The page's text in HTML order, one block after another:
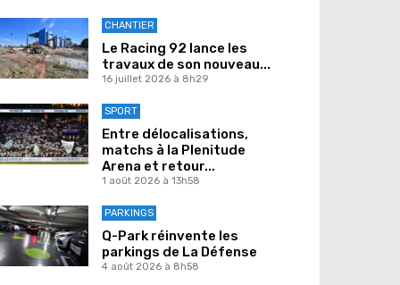
CHANTIER
Le Racing 92 lance les
travaux de son nouveau...
16 juillet 2026 à 8h29
SPORT
Entre délocalisations,
matchs à la Plenitude
Arena et retour...
1 août 2026 à 13h58
PARKINGS
Q-Park réinvente les
parkings de La Défense
4 août 2026 à 8h58